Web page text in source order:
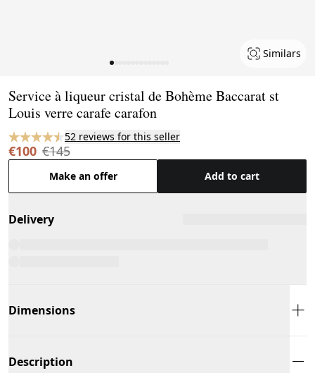
Similars
Service à liqueur cristal de Bohème Baccarat st
Louis verre carafe carafon
52 reviews for this seller
€100 €145
Make an offer Add to cart
Delivery
Dimensions
Description